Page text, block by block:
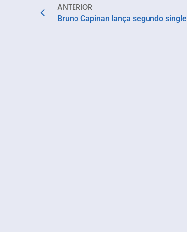
ANTERIOR
Bruno Capinan lança segundo